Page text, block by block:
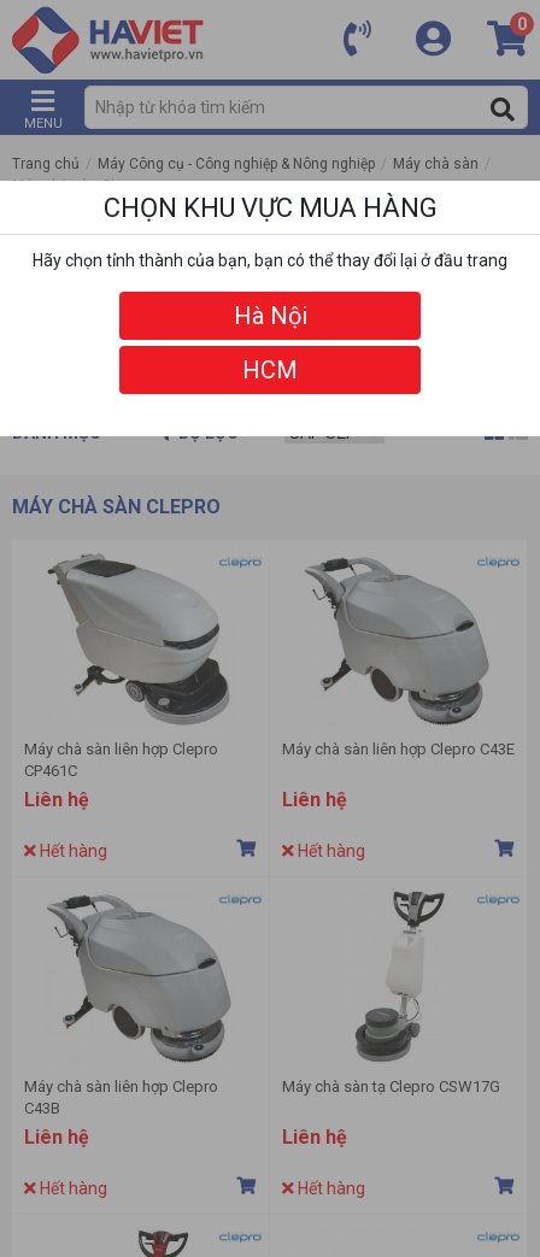
0
MENU
Trang chủ / Máy Công cụ - Công nghiệp & Nông nghiệp / Máy chà sàn /
Máy chà sàn Clepro
DANH MỤC BỘ LỌC
MÁY CHÀ SÀN CLEPRO
Máy chà sàn liên hợp Clepro
CP461C
Liên hệ
Hết hàng
Máy chà sàn liên hợp Clepro C43E
Liên hệ
Hết hàng
Máy chà sàn liên hợp Clepro
C43B
Liên hệ
Hết hàng
Máy chà sàn tạ Clepro CSW17G
Liên hệ
Hết hàng
CHỌN KHU VỰC MUA HÀNG
Hãy chọn tỉnh thành của bạn, bạn có thể thay đổi lại ở đầu trang
Hà Nội
HCM